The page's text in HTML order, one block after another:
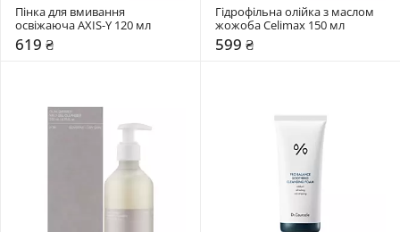
Пінка для вмивання
освіжаюча AXIS-Y 120 мл
619 ₴
Гідрофільна олійка з маслом
жожоба Celimax 150 мл
599 ₴